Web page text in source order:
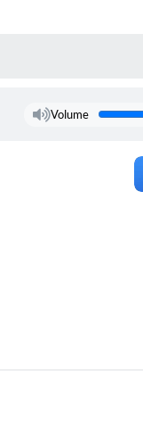
Volume